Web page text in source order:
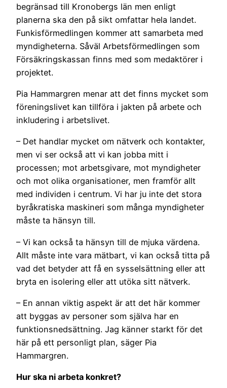
begränsad till Kronobergs län men enligt
planerna ska den på sikt omfattar hela landet.
Funkisförmedlingen kommer att samarbeta med
myndigheterna. Såväl Arbetsförmedlingen som
Försäkringskassan finns med som medaktörer i
projektet.
Pia Hammargren menar att det finns mycket som
föreningslivet kan tillföra i jakten på arbete och
inkludering i arbetslivet.
– Det handlar mycket om nätverk och kontakter,
men vi ser också att vi kan jobba mitt i
processen; mot arbetsgivare, mot myndigheter
och mot olika organisationer, men framför allt
med individen i centrum. Vi har ju inte det stora
byråkratiska maskineri som många myndigheter
måste ta hänsyn till.
– Vi kan också ta hänsyn till de mjuka värdena.
Allt måste inte vara mätbart, vi kan också titta på
vad det betyder att få en sysselsättning eller att
bryta en isolering eller att utöka sitt nätverk.
– En annan viktig aspekt är att det här kommer
att byggas av personer som själva har en
funktionsnedsättning. Jag känner starkt för det
här på ett personligt plan, säger Pia
Hammargren.
Hur ska ni arbeta konkret?